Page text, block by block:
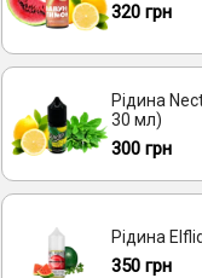
320 грн
Рідина
30 мл)
300 грн
Рідина
350 грн